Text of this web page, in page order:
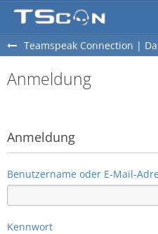
Teamspeak Connection |
Anmeldung
Anmeldung
Benutzername oder E-Mail-
Kennwort